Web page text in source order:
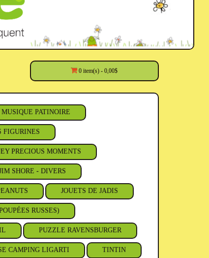
0 item(s) - 0,00$
PATINOIRE
FIGURINES
PRECIOUS MOMENTS
SHORE - DIVERS
JOUETS DE JADIS
RUSSES)
PUZZLE RAVENSBURGER
CAMPING LIGARTI TINTIN